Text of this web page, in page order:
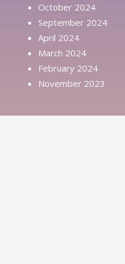
October 2024
September 2024
April 2024
March 2024
February 2024
November 2023